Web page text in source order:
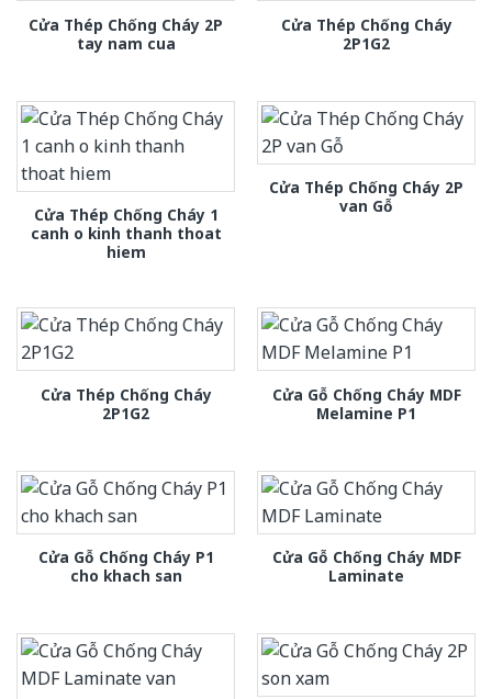
Cửa Thép Chống Cháy 2P
tay nam cua
Cửa Thép Chống Cháy
2P1G2
Cửa Thép Chống Cháy 1
canh o kinh thanh thoat
hiem
Cửa Thép Chống Cháy 2P
van Gỗ
Cửa Thép Chống Cháy
2P1G2
Cửa Gỗ Chống Cháy MDF
Melamine P1
Cửa Gỗ Chống Cháy P1
cho khach san
Cửa Gỗ Chống Cháy MDF
Laminate